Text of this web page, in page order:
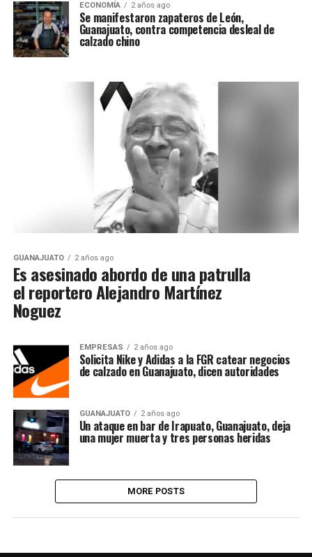
ECONOMÍA 2 años ago
Se manifestaron zapateros de León,
Guanajuato, contra competencia desleal de
calzado chino
GUANAJUATO 2 años ago
Es asesinado abordo de una patrulla
el reportero Alejandro Martínez
Noguez
EMPRESAS 2 años ago
Solicita Nike y Adidas a la FGR catear negocios
de calzado en Guanajuato, dicen autoridades
GUANAJUATO 2 años ago
Un ataque en bar de Irapuato, Guanajuato, deja
una mujer muerta y tres personas heridas
MORE POSTS